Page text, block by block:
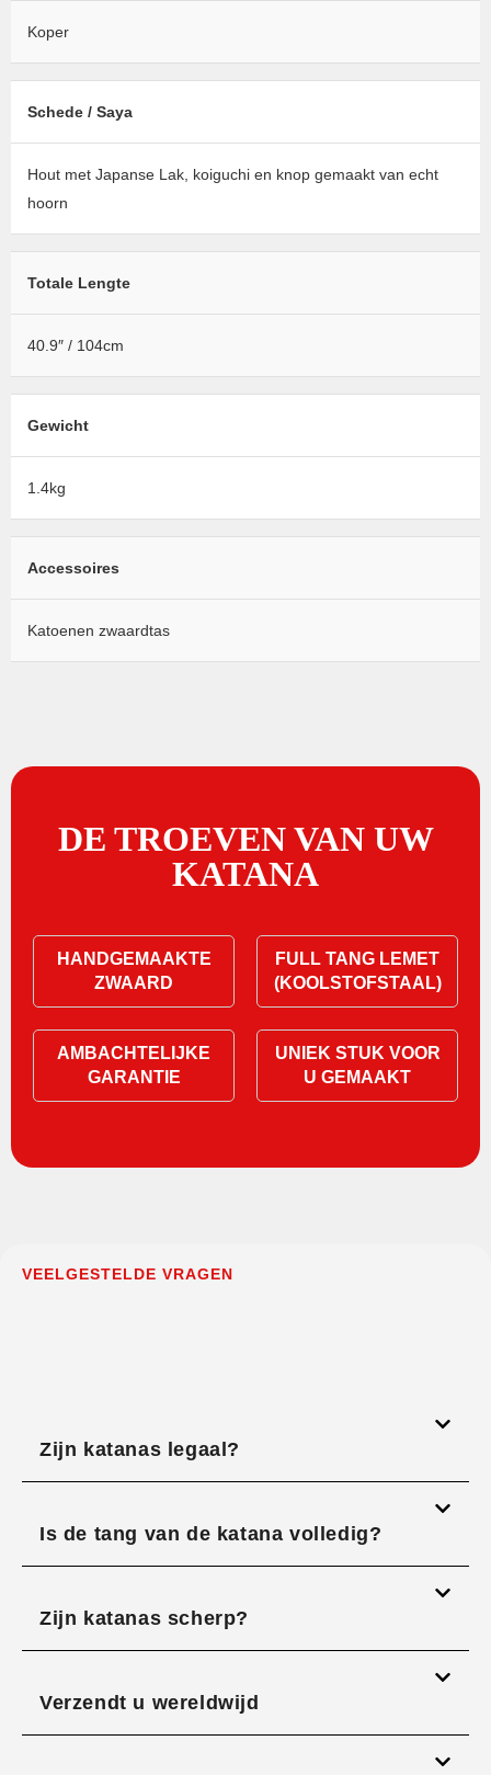
Koper
Schede / Saya
Hout met Japanse Lak, koiguchi en knop gemaakt van echt
hoorn
Totale Lengte
40.9″ / 104cm
Gewicht
1.4kg
Accessoires
Katoenen zwaardtas
DE TROEVEN VAN UW
KATANA
HANDGEMAAKTE
ZWAARD
FULL TANG LEMET
(KOOLSTOFSTAAL)
AMBACHTELIJKE
GARANTIE
UNIEK STUK VOOR
U GEMAAKT
VEELGESTELDE VRAGEN
Zijn katanas legaal?
Is de tang van de katana volledig?
Zijn katanas scherp?
Verzendt u wereldwijd